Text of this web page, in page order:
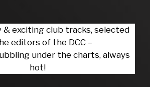
& exciting club tracks, selected
editors of the DCC –
under the charts, always
hot!